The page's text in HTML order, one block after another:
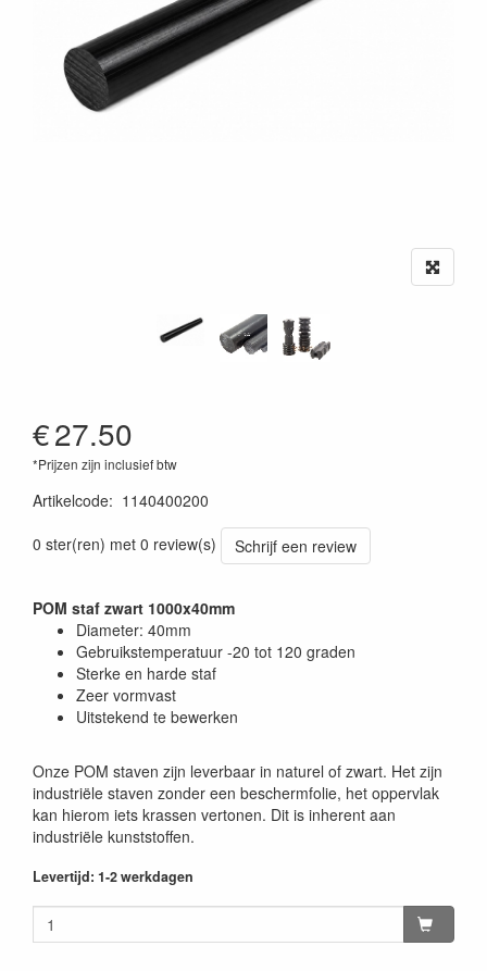
€27.50
*Prijzen zijn inclusief btw
Artikelcode: 1140400200
0 ster(ren) met 0 review(s)
Schrijf een review
POM staf zwart 1000x40mm
Diameter: 40mm
Gebruikstemperatuur -20 tot 120 graden
Sterke en harde staf
Zeer vormvast
Uitstekend te bewerken
Onze POM staven zijn leverbaar in naturel of zwart. Het zijn
industriële staven zonder een beschermfolie, het oppervlak
kan hierom iets krassen vertonen. Dit is inherent aan
industriële kunststoffen.
Levertijd: 1-2 werkdagen